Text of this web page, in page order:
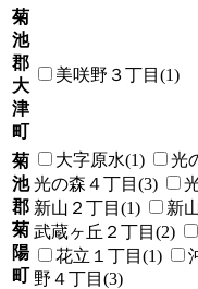
菊
池
郡
大
津
町
美咲野３丁目(1)
菊
池
郡
菊
陽
町
大字原水(1) 光
光の森４丁目(3)
新山２丁目(1)
新
武蔵ヶ丘２丁目(2)
花立１丁目(1)
野４丁目(3)